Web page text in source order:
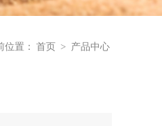
位置： 首页 > 产品中心